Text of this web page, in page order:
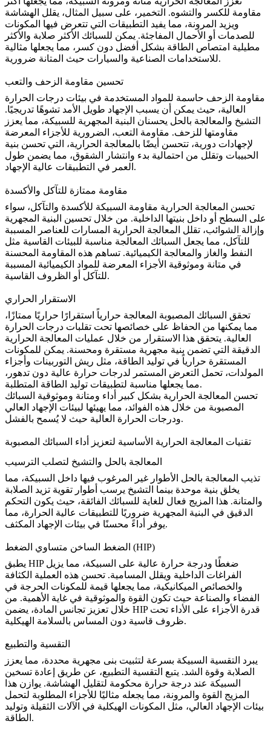
مقاومة للكسر والتشوه. التخمير ، على سبيل المثال، يقلل الهشاشة
ويزيد المرونة، مما يفيد التطبيقات التي تتعرض فيها المكونات
للصدمات أو الأحمال المفاجئة. يمكن للسبائك الأكثر صلابة والأكثر
مطيلية امتصاص الطاقة بشكل أفضل دون كسر، مما يجعلها مثالية
للاستخدامات الصناعية والسيارات حيث المتانة ضرورية.
تحسين مقاومة الزحف والتعب
مقاومة الزحف حاسمة للمواد المستخدمة في بيئات درجات الحرارة
العالية، حيث يمكن أن يسبب الإجهاد طويل الأمد تشوهًا تدريجيًا.
التشيخ والمعالجة بالحل يحسنان البنية المجهرية للسبيكة، مما يعزز
مقاومتها للزحف. مقاومة التعب، الضرورية للأجزاء المعرضة
لإجهادات دورية، تتحسن أيضًا بالمعالجة الحرارية، التي تحسن بنية
الحبيبات وتقلل من احتمالية بدء وانتشار الشقوق، مما يضمن طول
العمر في التطبيقات عالية الإجهاد.
مقاومة ممتازة للتآكل والأكسدة
تحسن المعالجة الحرارية مقاومة السبيكة للأكسدة والتآكل، سواء
على السطح أو داخل بنيتها الداخلية. من خلال تحسين البنية المجهرية
وإزالة الشوائب، تقلل المعالجة الحرارية المسارات للعناصر المسببة
للتآكل، مما يجعل السبائك المعالجة مناسبة للبيئات القاسية مثل
النفط والغاز والمعالجة الكيميائية. تساهم هذه المقاومة المحسنة
في متانة وموثوقية الأجزاء المعرضة للمواد الكيميائية المسببة
للتآكل أو الظروف القاسية.
الاستقرار الحراري
تحقق السبائك المصبوبة المعالجة حرارياً استقرارًا حراريًا ممتازًا،
مما يمكنها من الحفاظ على خصائصها تحت تقلبات درجات الحرارة
العالية. يتحقق هذا الاستقرار من خلال عمليات المعالجة الحرارية
الدقيقة التي تضمن بنية مجهرية مستقرة ومحسنة. يمكن للمكونات
المستقرة حرارياً في توليد الطاقة، مثل ريش التوربينات وأجزاء
المولدات، تحمل التعرض المستمر لدرجات حرارة عالية دون تدهور،
مما يجعلها مناسبة لتطبيقات توليد الطاقة المتطلبة.
تحسن المعالجة الحرارية بشكل كبير أداء ومتانة وموثوقية السبائك
المصبوبة من خلال هذه الفوائد، مما يهيئها لبيئات الإجهاد العالي
ودرجات الحرارة العالية حيث لا يُسمح بالفشل.
تقنيات المعالجة الحرارية الأساسية لتعزيز أداء السبائك المصبوبة
المعالجة بالحل والتشيخ لتصلب الترسيب
تذيب المعالجة بالحل الأطوار غير المرغوب فيها داخل السبيكة، مما
يخلق بنية موحدة بينما التشيخ يرسب أطوار تقوية تزيد الصلابة
والمتانة. هذا المزيج فعال للغاية للسبائك الفائقة، حيث يكون التحكم
الدقيق في البنية المجهرية ضروريًا للتطبيقات عالية الحرارة، مما
يوفر أداءً محسنًا في بيئات الإجهاد المكثف.
الضغط الساخن متساوي الضغط (HIP)
HIPضغطًا ودرجة حرارة عالية على السبيكة، مما يزيل
الفراغات الداخلية ويقلل المسامية. تحسن هذه العملية الكثافة
والخصائص الميكانيكية، مما يجعلها قيمة للمكونات الحرجة في
الفضاء والصناعة حيث تكون القوة والموثوقية في غاية الأهمية. من
خلال تعزيز تجانس المادة، يضمن HIP قدرة الأجزاء على الأداء تحت
ظروف قاسية دون المساس بالسلامة الهيكلية.
التقسية والتطبيع
يبرد التقسية السبيكة بسرعة لتثبيت بنى مجهرية محددة، مما يعزز
الصلابة وقوة الشد. يتبع التقسية التطبيع، عن طريق إعادة تسخين
السبيكة عند درجة حرارة محكومة لتقليل الهشاشة. يوازن هذا
المزيج القوة والمرونة، مما يجعله مثاليًا للأجزاء المطلوبة لتحمل
بيئات الإجهاد العالي، مثل المكونات الهيكلية في الآلات الثقيلة وتوليد
الطاقة.